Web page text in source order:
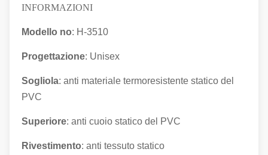
INFORMAZIONI
Modello no: H-3510
Progettazione: Unisex
Sogliola: anti materiale termoresistente statico del
PVC
Superiore: anti cuoio statico del PVC
Rivestimento: anti tessuto statico